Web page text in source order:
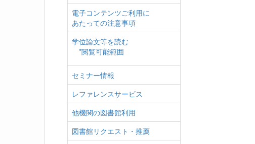
電子コンテンツご利用に
あたっての注意事項
学位論文等を読む
*閲覧可能範囲
セミナー情報
レファレンスサービス
他機関の図書館利用
図書館リクエスト・推薦